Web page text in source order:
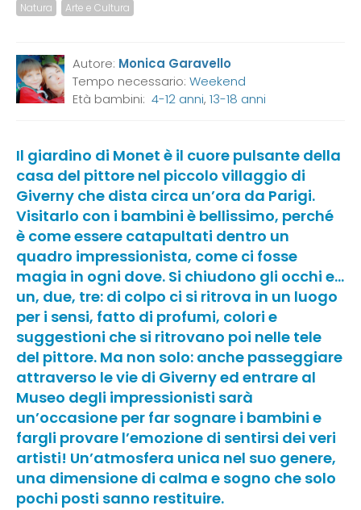
Natura Arte e Cultura
Autore: Monica Garavello
Tempo necessario: Weekend
Età bambini: 4-12 anni, 13-18 anni
Il giardino di Monet è il cuore pulsante della
casa del pittore nel piccolo villaggio di
Giverny che dista circa un’ora da Parigi.
Visitarlo con i bambini è bellissimo, perché
è come essere catapultati dentro un
quadro impressionista, come ci fosse
magia in ogni dove. Si chiudono gli occhi e…
un, due, tre: di colpo ci si ritrova in un luogo
per i sensi, fatto di profumi, colori e
suggestioni che si ritrovano poi nelle tele
del pittore. Ma non solo: anche passeggiare
attraverso le vie di Giverny ed entrare al
Museo degli impressionisti sarà
un’occasione per far sognare i bambini e
fargli provare l’emozione di sentirsi dei veri
artisti! Un’atmosfera unica nel suo genere,
una dimensione di calma e sogno che solo
pochi posti sanno restituire.